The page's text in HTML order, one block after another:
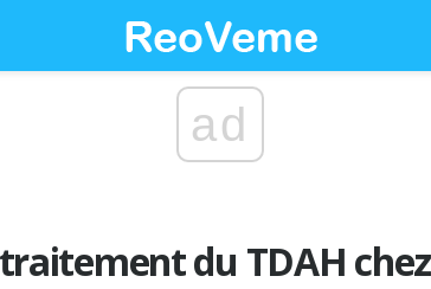
ad
du TDAH